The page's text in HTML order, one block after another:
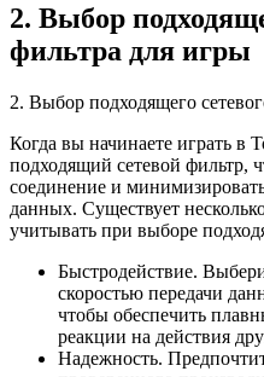
2. Выбор
фильтра для игры
2. Выбор подходящего
Когда вы начинаете играть в
подходящий сетевой фильтр,
соединение и
данных. Существует
учитывать при выборе
Быстродействие.
скоростью передачи
чтобы обеспечить
реакции на действия
Надежность.